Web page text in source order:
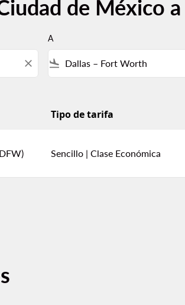
de México
close
A
flight_land
Tipo de tarifa
Sencillo | Clase Económica